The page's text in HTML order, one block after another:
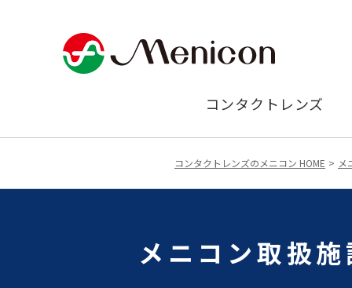
コンタクトレンズ
コンタクトレンズのメニコン HOME メ
メニコン取扱